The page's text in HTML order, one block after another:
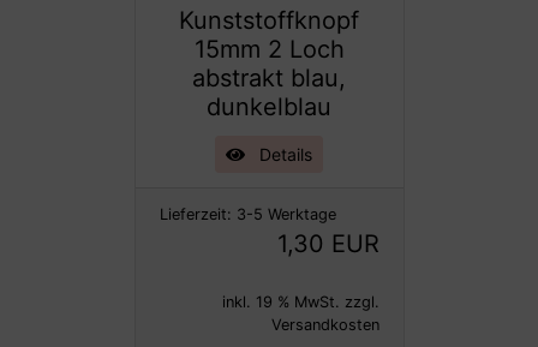
Kunststoffknopf
15mm 2 Loch
abstrakt blau,
dunkelblau
Details
Lieferzeit: 3-5 Werktage
1,30 EUR
inkl. 19 % MwSt. zzgl.
Versandkosten